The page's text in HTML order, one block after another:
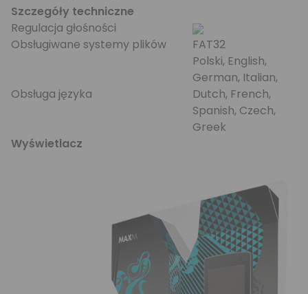
Szczegóły techniczne
Regulacja głośności
Obsługiwane systemy plików
FAT32
Obsługa języka
Polski, English,
German, Italian,
Dutch, French,
Spanish, Czech,
Greek
Wyświetlacz